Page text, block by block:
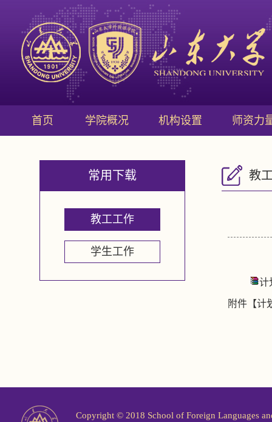
首页 学院概况 机构设置 师资力
常用下载
教工工作
学生工作
教
计
附件【计
Copyright © 2018 School of Foreign Languages